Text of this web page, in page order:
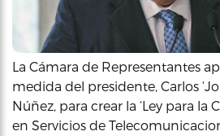
La Cámara de Representantes
medida del presidente, Carlos
Núñez, para crear la ‘Ley para la
en Servicios de